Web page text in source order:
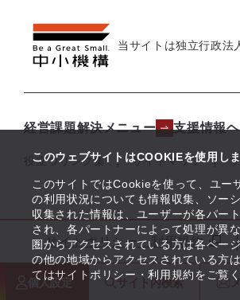
このウェブサイトはCOOKIEを使用し
このサイトではCookieを使って、ユー
の利用状況についても情報収集、ソー
収集された情報は、ユーザーが各パー
され、各パートナーによって処理が異
圏からアクセスされている方は各ペー
の他の地域からアクセスされている方
てはサイトポリシー・利用規約をご覧く
個人設定 サイト内検索
当サイトは独立行政法
経営課題解決メニュー 支援情報
役立つリンク集 サイトマップ
サイトポリシー・利用規約